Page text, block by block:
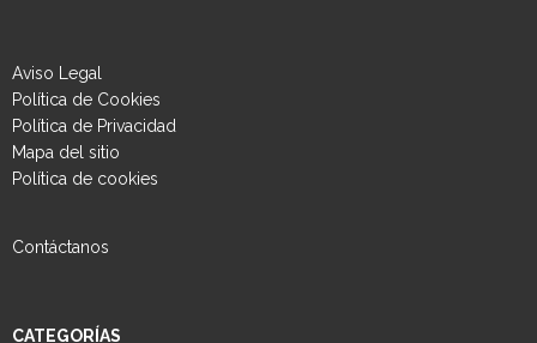
Aviso Legal
Política de Cookies
Política de Privacidad
Mapa del sitio
Política de cookies
Contáctanos
CATEGORÍAS